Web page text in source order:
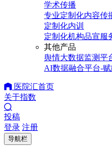
学术传播
专业定制化内容传
定制化内训
定制化机构品宣服
其他产品
舆情大数据监测平
AI数据融合平台-
医院汇首页
关于指数
投稿
登录 注册
导航栏